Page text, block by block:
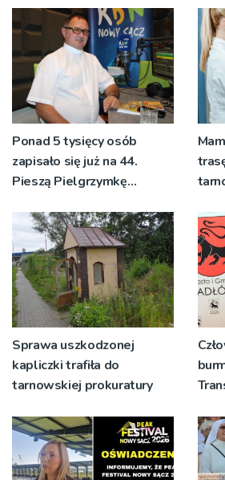
Ponad 5 tysięcy osób
zapisało się już na 44.
Pieszą Pielgrzymkę
Sprawa uszkodzonej
kapliczki trafiła do
tarnowskiej prokuratury